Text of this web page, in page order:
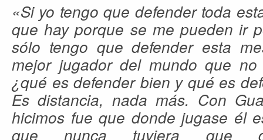
«Si yo tengo que defender toda
que hay porque se me pueden ir
sólo tengo que defender esta
mejor jugador del mundo que no
¿qué es defender bien y qué es
Es distancia, nada más. Con
hicimos fue que donde jugase él
que nunca tuviera que